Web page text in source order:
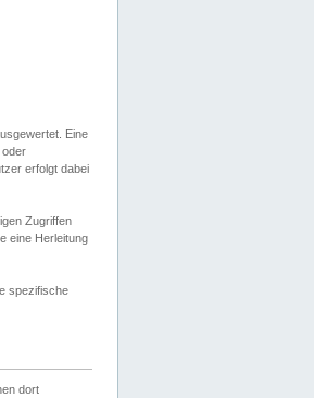
Eine
oder
erfolgt dabei
Zugriffen
eine Herleitung
spezifische
dort